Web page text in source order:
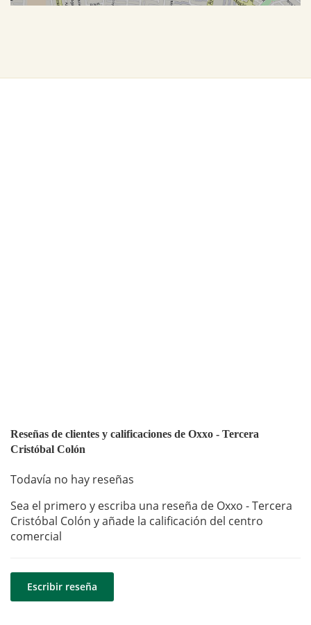
Reseñas de clientes y calificaciones de Oxxo - Tercera
Cristóbal Colón
Todavía no hay reseñas
Sea el primero y escriba una reseña de Oxxo - Tercera
Cristóbal Colón y añade la calificación del centro
comercial
Escribir reseña